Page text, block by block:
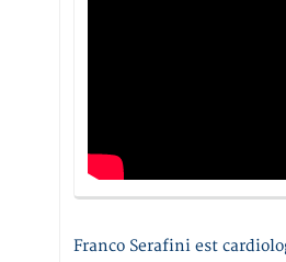
Franco Serafini est